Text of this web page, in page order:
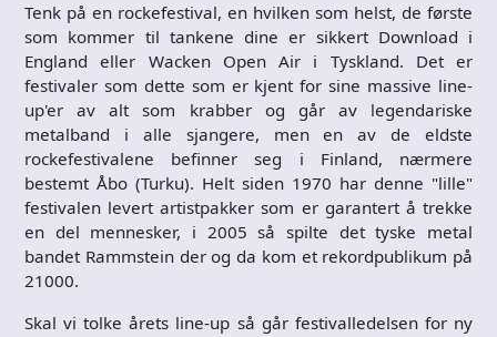
Tenk på en rockefestival, en hvilken som helst, de første
som kommer til tankene dine er sikkert Download i
England eller Wacken Open Air i Tyskland. Det er
festivaler som dette som er kjent for sine massive line-
up'er av alt som krabber og går av legendariske
metalband i alle sjangere, men en av de eldste
rockefestivalene befinner seg i Finland, nærmere
bestemt Åbo (Turku). Helt siden 1970 har denne "lille"
festivalen levert artistpakker som er garantert å trekke
en del mennesker, i 2005 så spilte det tyske metal
bandet Rammstein der og da kom et rekordpublikum på
21000.
Skal vi tolke årets line-up så går festivalledelsen for ny